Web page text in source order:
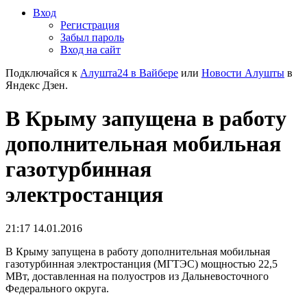
Вход
Регистрация
Забыл пароль
Вход на сайт
Подключайся к Алушта24 в Вайбере или Новости Алушты в
Яндекс Дзен.
В Крыму запущена в работу
дополнительная мобильная
газотурбинная
электростанция
21:17 14.01.2016
В Крыму запущена в работу дополнительная мобильная
газотурбинная электростанция (МГТЭС) мощностью 22,5
МВт, доставленная на полуостров из Дальневосточного
Федерального округа.